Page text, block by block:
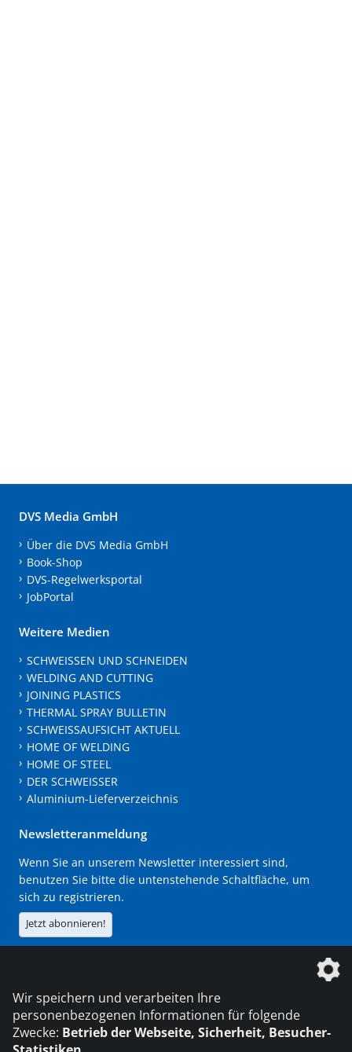
DVS Media GmbH
Über die DVS Media GmbH
Book-Shop
DVS-Regelwerksportal
JobPortal
Weitere Medien
SCHWEISSEN UND SCHNEIDEN
WELDING AND CUTTING
JOINING PLASTICS
THERMAL SPRAY BULLETIN
SCHWEISSAUFSICHT AKTUELL
HOME OF WELDING
HOME OF STEEL
DER SCHWEISSER
Aluminium-Lieferverzeichnis
Newsletteranmeldung
Wenn Sie an unserem Newsletter interessiert sind,
benutzen Sie bitte die untenstehende Schaltfläche, um
sich zu registrieren.
Jetzt abonnieren!
Die DVS Media GmbH ist ein Unternehmen der
Wir speichern und verarbeiten Ihre
personenbezogenen Informationen für folgende
Zwecke: Betrieb der Webseite, Sicherheit, Besucher-